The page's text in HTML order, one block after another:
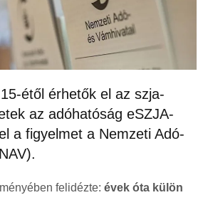
étől érhetők el az szja-
az adóhatóság eSZJA-
a figyelmet a Nemzeti Adó-
felidézte: évek óta külön